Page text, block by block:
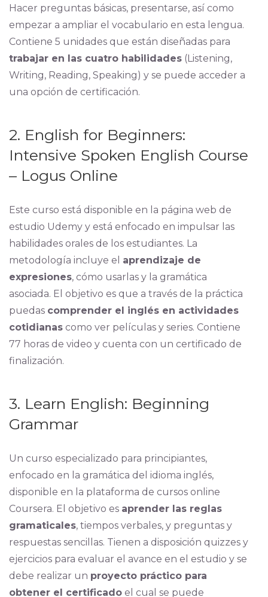
Hacer preguntas básicas, presentarse, así como
empezar a ampliar el vocabulario en esta lengua.
Contiene 5 unidades que están diseñadas para
trabajar en las cuatro habilidades(Listening,
Writing, Reading, Speaking) y se puede acceder a
una opción de certificación.
2. English for Beginners:
Intensive Spoken English Course
– Logus Online
Este curso está disponible en la página web de
estudio Udemy y está enfocado en impulsar las
habilidades orales de los estudiantes. La
metodología incluye el aprendizaje de
expresiones, cómo usarlas y la gramática
asociada. El objetivo es que a través de la práctica
puedas comprender el inglés en actividades
cotidianascomo ver películas y series. Contiene
77 horas de video y cuenta con un certificado de
finalización.
3. Learn English: Beginning
Grammar
Un curso especializado para principiantes,
enfocado en la gramática del idioma inglés,
disponible en la plataforma de cursos online
Coursera. El objetivo es aprender las reglas
gramaticales, tiempos verbales, y preguntas y
respuestas sencillas. Tienen a disposición quizzes y
ejercicios para evaluar el avance en el estudio y se
debe realizar un proyecto práctico para
obtener el certificadoel cual se puede